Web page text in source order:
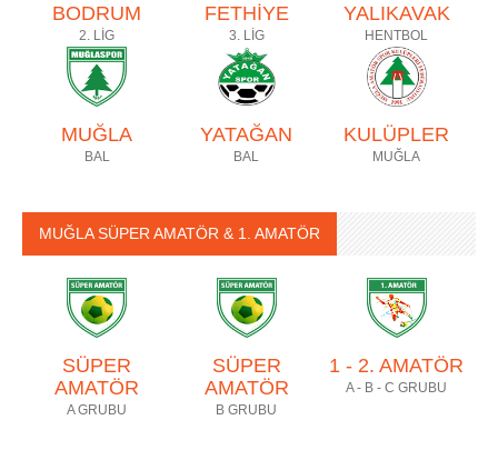
BODRUM
2. LİG
FETHİYE
3. LİG
YALIKAVAK
HENTBOL
MUĞLA
BAL
YATAĞAN
BAL
KULÜPLER
MUĞLA
MUĞLA SÜPER AMATÖR & 1. AMATÖR
SÜPER
AMATÖR
A GRUBU
SÜPER
AMATÖR
B GRUBU
1 - 2. AMATÖR
A - B - C GRUBU